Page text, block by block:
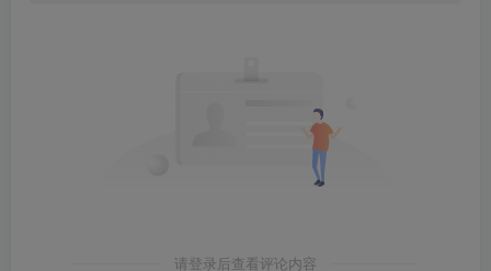
请登录后查看评论内容